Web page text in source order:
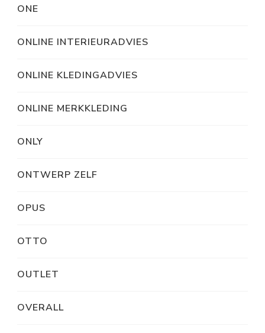
ONE
ONLINE INTERIEURADVIES
ONLINE KLEDINGADVIES
ONLINE MERKKLEDING
ONLY
ONTWERP ZELF
OPUS
OTTO
OUTLET
OVERALL